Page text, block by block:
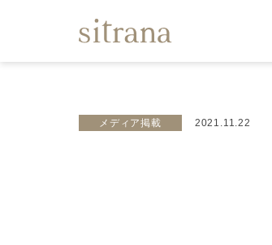
メディア掲載 2021.11.22